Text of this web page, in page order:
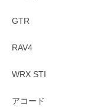
GTR
RAV4
WRX STI
アコード